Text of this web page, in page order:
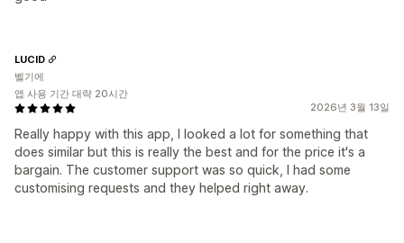
2026년 3월 13일
Really happy with this app, I looked a lot for something that
does similar but this is really the best and for the price it's a
bargain. The customer support was so quick, I had some
customising requests and they helped right away.
LUCID
벨기에
앱 사용 기간 대략 20시간